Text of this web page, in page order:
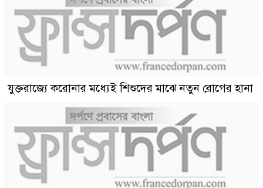
যুক্তরাজ্যে করোনার মধ্যেই শিশুদের মাঝে নতুন রোগের হানা